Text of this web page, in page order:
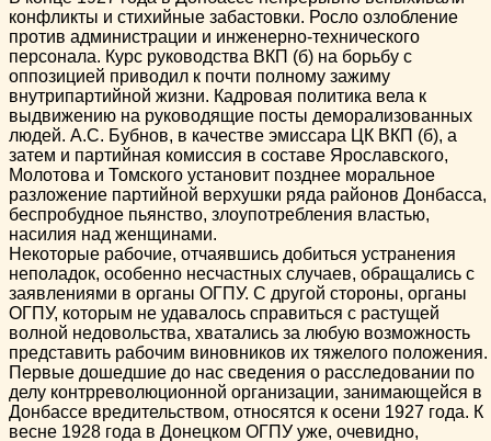
конфликты и стихийные забастовки. Росло озлобление
про­тив администрации и инженерно-технического
персонала. Курс руководства ВКП (б) на борьбу с
оппозицией приводил к почти полному зажиму
внутрипартийной жизни. Кадровая политика вела к
выдвижению на руководящие посты демора­лизованных
людей. А.С. Бубнов, в качестве эмиссара ЦК ВКП (б), а
затем и партийная комиссия в составе Ярослав­ского,
Молотова и Томского установит позднее моральное
разложение партийной верхушки ряда районов Донбасса,
беспробудное пьянство, злоупотребления властью,
насилия над женщинами.
Некоторые рабочие, отчаявшись добиться устранения
непо­ладок, особенно несчастных случаев, обращались с
заявления­ми в органы ОГПУ. С другой стороны, органы
ОГПУ, кото­рым не удавалось справиться с растущей
волной недовольст­ва, хватались за любую возможность
представить рабочим виновников их тяжелого положения.
Первые дошедшие до нас сведения о расследовании по
делу контрреволюционной организации, занимающейся в
Донбассе вредительством, относятся к осени 1927 года. К
вес­не 1928 года в Донецком ОГПУ уже, очевидно,